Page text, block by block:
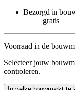
Bezorgd in
gratis
Voorraad in de
Selecteer jouw
controleren.